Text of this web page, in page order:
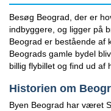
Besøg Beograd, der er
indbyggere, og ligger på
Beograd er bestående af
Beograds gamle bydel
billig flybillet og find ud af
Historien om
Byen Beograd har været